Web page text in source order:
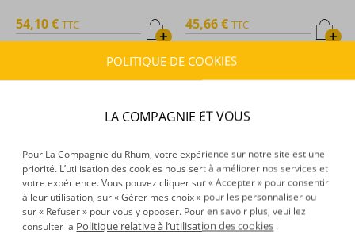
+
54,10 € TTC
+
45,66 € TTC
POLITIQUE DE COOKIES
LA COMPAGNIE ET VOUS
Pour La Compagnie du Rhum, votre expérience sur notre site est une
priorité. L’utilisation des cookies nous sert à améliorer nos services et
votre expérience. Vous pouvez cliquer sur « Accepter » pour consentir
à leur utilisation, sur « Gérer mes choix » pour les personnaliser ou
sur « Refuser » pour vous y opposer. Pour en savoir plus, veuillez
consulter la Politique relative à l’utilisation des cookies .